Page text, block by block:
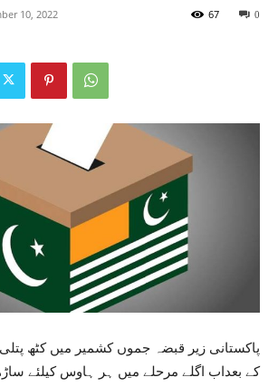
10, 2022 0
67
پاکستانی زیر قبضہ جموں کشمیر میں کٹھ پتلی